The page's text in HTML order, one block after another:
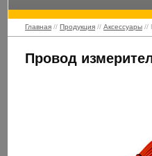
Главная // Продукция // Аксессуары //
Провод